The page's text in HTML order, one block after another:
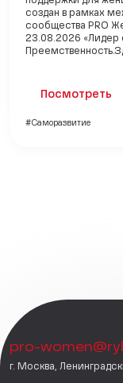
создан в рамках
сообщества PRO
23.08.2026 «Лидер
Посмотреть
#Саморазвитие
pro-
г. Москва,